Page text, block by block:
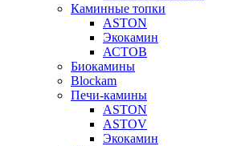
Каминные топки
ASTON
Экокамин
АСТОВ
Биокамины
Blockam
Печи-камины
ASTON
АSTOV
Экокамин